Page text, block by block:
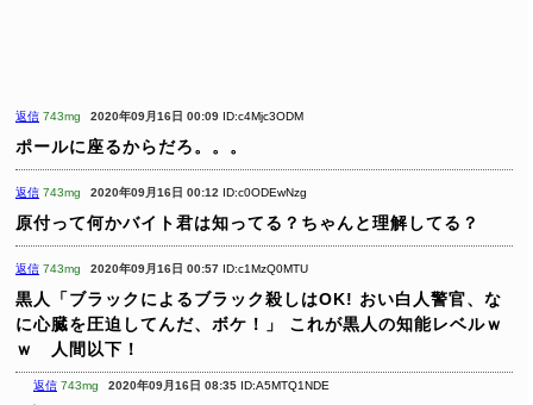
返信 743mg 2020年09月16日 00:09 ID:c4Mjc3ODM
ポールに座るからだろ。。。
返信 743mg 2020年09月16日 00:12 ID:c0ODEwNzg
原付って何かバイト君は知ってる？ちゃんと理解してる？
返信 743mg 2020年09月16日 00:57 ID:c1MzQ0MTU
黒人「ブラックによるブラック殺しはOK! おい白人警官、な
に心臓を圧迫してんだ、ボケ！」
これが黒人の知能レベルｗ
ｗ 人間以下！
返信 743mg 2020年09月16日 08:35 ID:A5MTQ1NDE